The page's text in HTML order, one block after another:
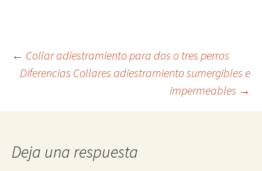
Navegación
← Collar adiestramiento para dos o tres perros
Diferencias Collares adiestramiento sumergibles e
impermeables →
Deja una respuesta